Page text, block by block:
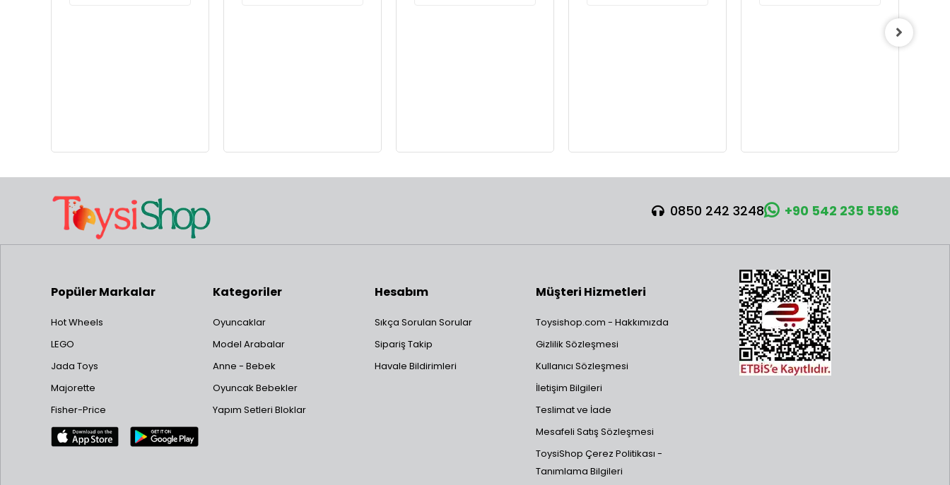
0850 242 3248 +90 542 235 5596
Popüler Markalar
Hot Wheels
LEGO
Jada Toys
Majorette
Fisher-Price
Kategoriler
Oyuncaklar
Model Arabalar
Anne - Bebek
Oyuncak Bebekler
Yapım Setleri Bloklar
Hesabım
Sıkça Sorulan Sorular
Sipariş Takip
Havale Bildirimleri
Müşteri Hizmetleri
Toysishop.com - Hakkımızda
Gizlilik Sözleşmesi
Kullanıcı Sözleşmesi
İletişim Bilgileri
Teslimat ve İade
Mesafeli Satış Sözleşmesi
ToysiShop Çerez Politikası -
Tanımlama Bilgileri